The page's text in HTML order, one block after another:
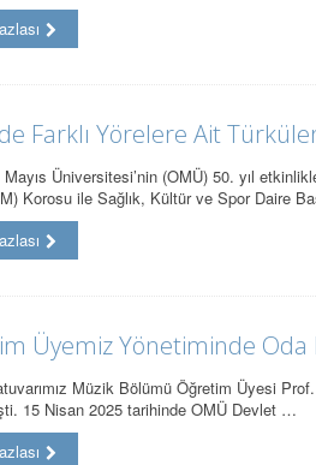
Farklı Yörelere Ait
Üniversitesi’nin (OMÜ) 50. yıl
Korosu ile Sağlık, Kültür ve Spor Daire
Üyemiz Yönetiminde Oda
Müzik Bölümü Öğretim Üyesi
15 Nisan 2025 tarihinde OMÜ Devlet …